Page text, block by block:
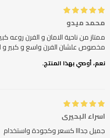
محمد ميدو
ممتاز من ناحية الامان و الفرن روعه
مخصوص علشان الفرن واسع و كبير و
نعم، أوصي بهذا المنتج.
اسراء البحيري
جميل جدااا كسعر وكجودة واستخدام